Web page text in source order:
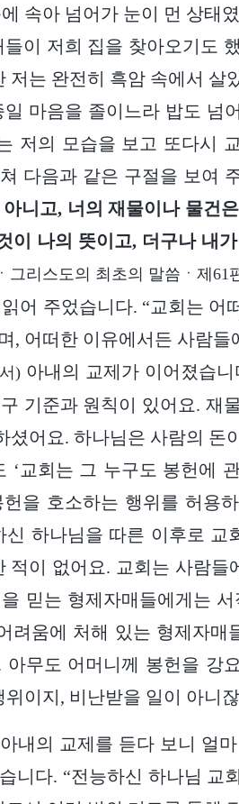
속아 넘어가 눈이 먼 상태
이 저희 집을 찾아오기도
저는 완전히 흑암 속에서 살
마음을 졸이느라 밥도 넘
저의 모습을 보고 또다시
다음과 같은 구절을 보여
니고, 너의 재물이나 물건
이 나의 뜻이고, 더구나 내
리스도의 최초의 말씀ㆍ제61
어 주었습니다. “교회는 어
, 어떠한 이유에서든 사람들
) 아내의 교제가 이어졌습
기준과 원칙이 있어요. 재
셨어요. 하나님은 사람의 돈
‘교회는 그 누구도 봉헌에
을 호소하는 행위를 허용
하나님을 따른 이후로 교
이 없어요. 교회는 사람들
믿는 형제자매들에게는
려움에 처해 있는 형제자매
무도 어머니께 봉헌을 강
이지, 비난받을 일이 아니
내의 교제를 듣다 보니 얼
니다. “전능하신 하나님 교